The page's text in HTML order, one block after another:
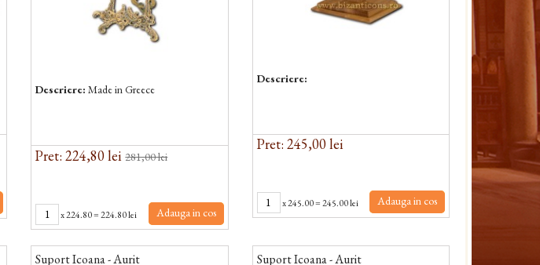
Descriere:Made in Greece
Pret: 224,80 lei 281,00 lei
x224.80=224.80 lei Adauga in cos
Descriere:
Pret: 245,00 lei
x245.00=245.00 lei Adauga in cos
Suport Icoana - Aurit Suport Icoana - Aurit